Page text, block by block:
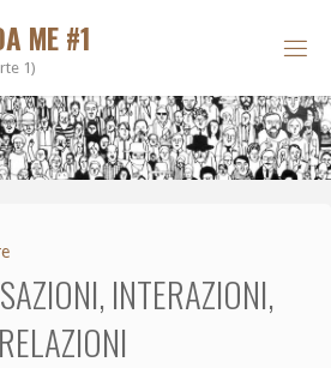
ME #1
1)
INTERAZIONI,
RELAZIONI